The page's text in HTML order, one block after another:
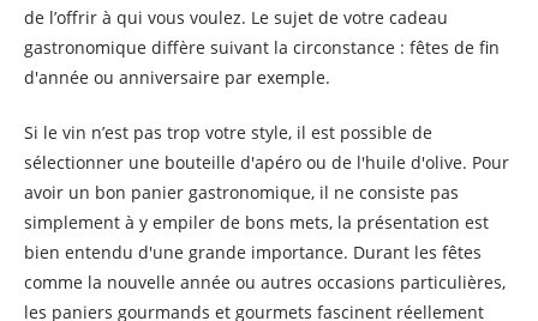
de l’offrir à qui vous voulez. Le sujet de votre cadeau
gastronomique diffère suivant la circonstance : fêtes de fin
d'année ou anniversaire par exemple.
Si le vin n’est pas trop votre style, il est possible de
sélectionner une bouteille d'apéro ou de l'huile d'olive. Pour
avoir un bon panier gastronomique, il ne consiste pas
simplement à y empiler de bons mets, la présentation est
bien entendu d'une grande importance. Durant les fêtes
comme la nouvelle année ou autres occasions particulières,
les paniers gourmands et gourmets fascinent réellement